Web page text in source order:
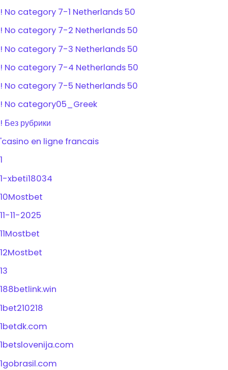
! No category 7-1 Netherlands 50
! No category 7-2 Netherlands 50
! No category 7-3 Netherlands 50
! No category 7-4 Netherlands 50
! No category 7-5 Netherlands 50
! No category05_Greek
! Без рубрики
'casino en ligne francais
1
1-xbeti18034
10Mostbet
11-11-2025
11Mostbet
12Mostbet
13
188betlink.win
1bet210218
1betdk.com
1betslovenija.com
1gobrasil.com